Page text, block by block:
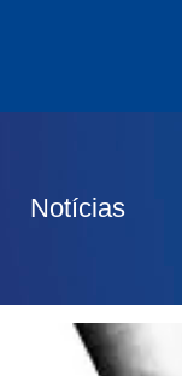
Notícias